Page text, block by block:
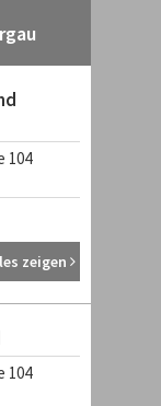
104
zeigen
104